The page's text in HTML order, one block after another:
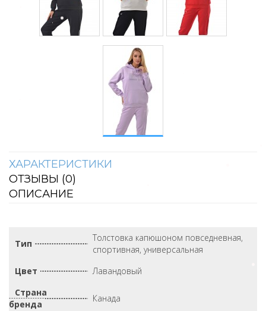
ХАРАКТЕРИСТИКИ
ОТЗЫВЫ (0)
ОПИСАНИЕ
Тип
Толстовка капюшоном повседневная,
спортивная, универсальная
Цвет
Лавандовый
Страна
бренда
Канада